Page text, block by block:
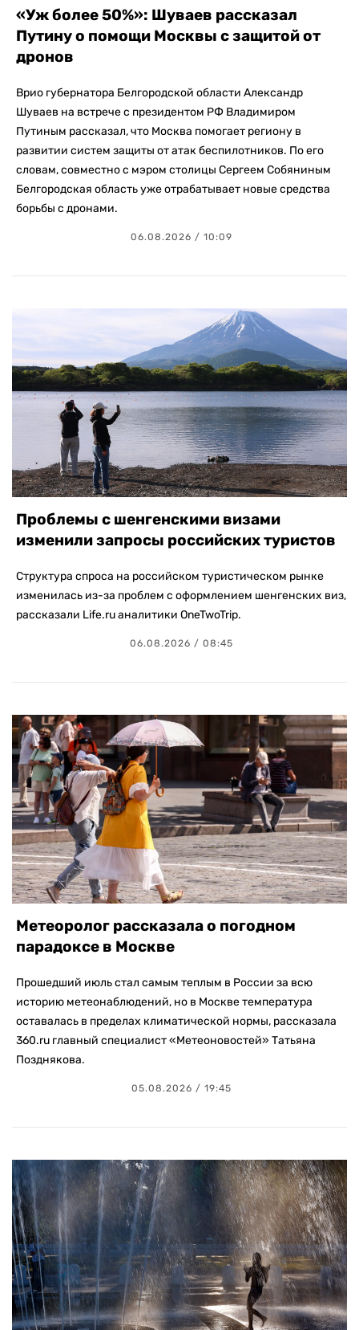
«Уж более 50%»: Шуваев рассказал
Путину о помощи Москвы с защитой от
дронов
Врио губернатора Белгородской области Александр
Шуваев на встрече с президентом РФ Владимиром
Путиным рассказал, что Москва помогает региону в
развитии систем защиты от атак беспилотников. По его
словам, совместно с мэром столицы Сергеем Собяниным
Белгородская область уже отрабатывает новые средства
борьбы с дронами.
06.08.2026 / 10:09
Проблемы с шенгенскими визами
изменили запросы российских туристов
Структура спроса на российском туристическом рынке
изменилась из-за проблем с оформлением шенгенских виз,
рассказали Life.ru аналитики OneTwoTrip.
06.08.2026 / 08:45
Метеоролог рассказала о погодном
парадоксе в Москве
Прошедший июль стал самым теплым в России за всю
историю метеонаблюдений, но в Москве температура
оставалась в пределах климатической нормы, рассказала
360.ru главный специалист «Метеоновостей» Татьяна
Позднякова.
05.08.2026 / 19:45